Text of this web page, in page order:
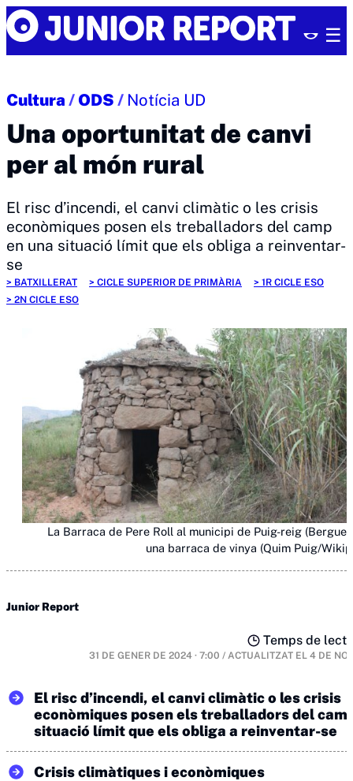
Skip
to
content
Junior
Report
Cultura /ODS / Notícia UD
Una oportunitat de canvi
per al món rural
El risc d’incendi, el canvi climàtic o les crisis
econòmiques posen els treballadors del camp
en una situació límit que els obliga a reinventar-
se
BATXILLERAT CICLE SUPERIOR DE PRIMÀRIA
1R CICLE ESO
2N CICLE ESO
La Barraca de Pere Roll al municipi de Puig-reig
una barraca de vinya (Quim Puig/
Junior Report
Temps de
31 DE GENER DE 2024 · 7:00 / ACTUALITZAT EL 4 DE
El risc d’incendi, el canvi climàtic o les crisis
econòmiques posen els treballadors del
situació límit que els obliga a reinventar-se
Crisis climàtiques i econòmiques